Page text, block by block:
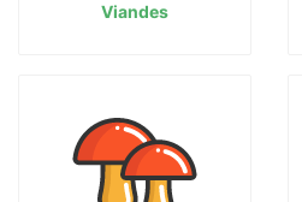
Viandes